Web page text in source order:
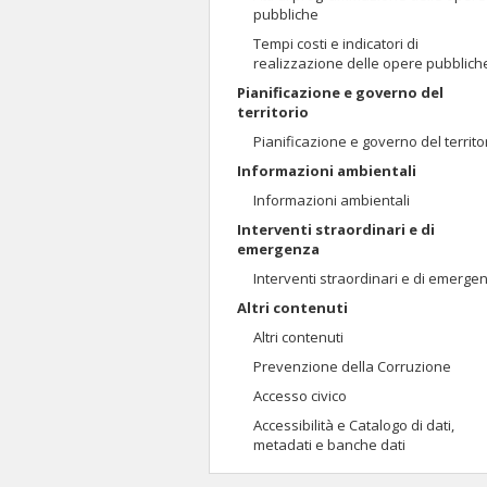
pubbliche
Tempi costi e indicatori di
realizzazione delle opere
Pianificazione e governo del
territorio
Pianificazione e governo del
Informazioni ambientali
Informazioni ambientali
Interventi straordinari e di
emergenza
Interventi straordinari e di
Altri contenuti
Altri contenuti
Prevenzione della Corruzione
Accesso civico
Accessibilità e Catalogo di dati,
metadati e banche dati